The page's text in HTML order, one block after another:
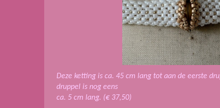
Deze ketting is ca. 45 cm lang tot aan de eerste
druppel is nog eens
ca. 5 cm lang. (€ 37,50)